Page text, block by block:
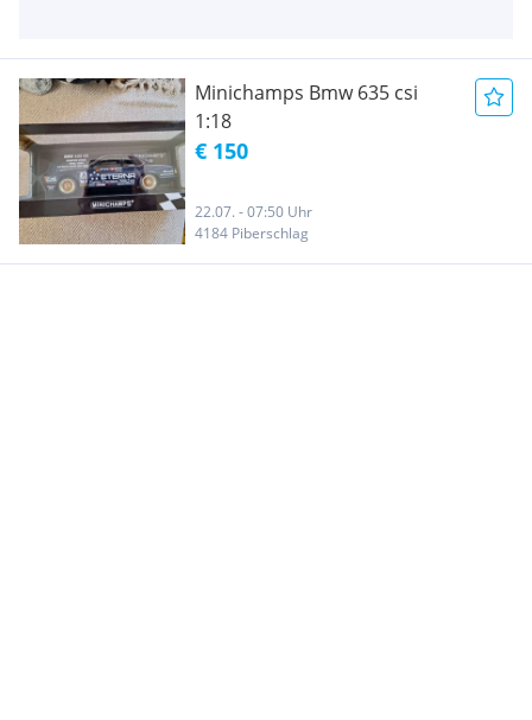
Minichamps Bmw 635 csi
1:18
€ 150
22.07. - 07:50 Uhr
4184 Piberschlag